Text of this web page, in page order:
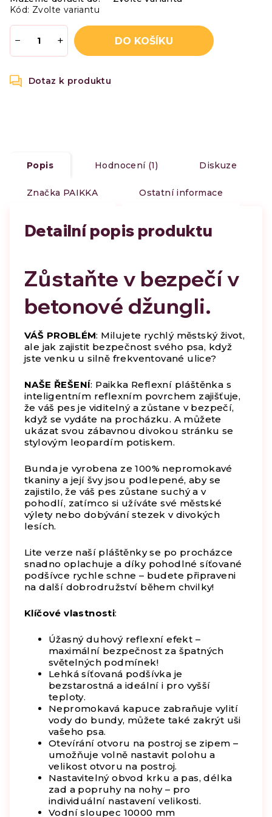
Kód: Zvolte variantu
+
− DO KOŠÍKU
Popis Hodnocení (1) Diskuze
Značka PAIKKA Ostatní informace
Detailní popis produktu
Zůstaňte v bezpečí v
betonové džungli.
VÁŠ PROBLÉM: Milujete rychlý městský život,
ale jak zajistit bezpečnost svého psa, když
jste venku u silně frekventované ulice?
NAŠE ŘEŠENÍ: Paikka Reflexní pláštěnka s
inteligentním reflexním povrchem zajišťuje,
že váš pes je viditelný a zůstane v bezpečí,
když se vydáte na procházku. A můžete
ukázat svou zábavnou divokou stránku se
stylovým leopardím potiskem.
Bunda je vyrobena ze 100% nepromokavé
tkaniny a její švy jsou podlepené, aby se
zajistilo, že váš pes zůstane suchý a v
pohodlí, zatímco si užíváte své městské
výlety nebo dobývání stezek v divokých
lesích.
Lite verze naší pláštěnky se po procházce
snadno oplachuje a díky pohodlné síťované
podšívce rychle schne – budete připraveni
na další dobrodružství během chvilky!
Klíčové vlastnosti:
Úžasný duhový reflexní efekt –
maximální bezpečnost za špatných
světelných podmínek!
Lehká síťovaná podšívka je
bezstarostná a ideální i pro vyšší
teploty.
Nepromokavá kapuce zabraňuje vylití
vody do bundy, můžete také zakrýt uši
vašeho psa.
Otevírání otvoru na postroj se zipem –
umožňuje volně nastavit polohu a
velikost otvoru na postroj.
Nastavitelný obvod krku a pas, délka
zad a popruhy na nohy – pro
individuální nastavení velikosti.
Vodní sloupec 10000 mm